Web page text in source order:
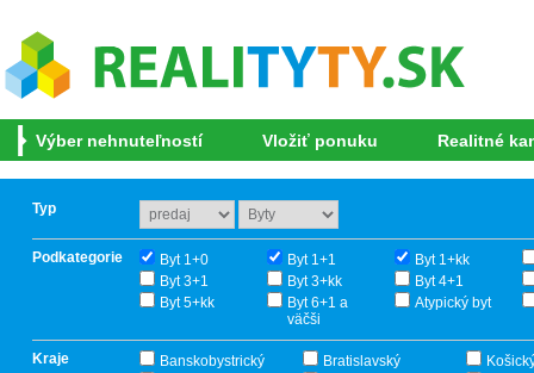
Výber nehnuteľností Vložiť ponuku Realitné
Typ
Podkategorie Byt 1+0 Byt 1+1
Byt 1+kk
Byt 3+1
Byt 3+kk
Byt 4+1
Byt 5+kk
Byt 6+1 a
väčši
Atypický byt
Kraje Banskobystrický Bratislavský